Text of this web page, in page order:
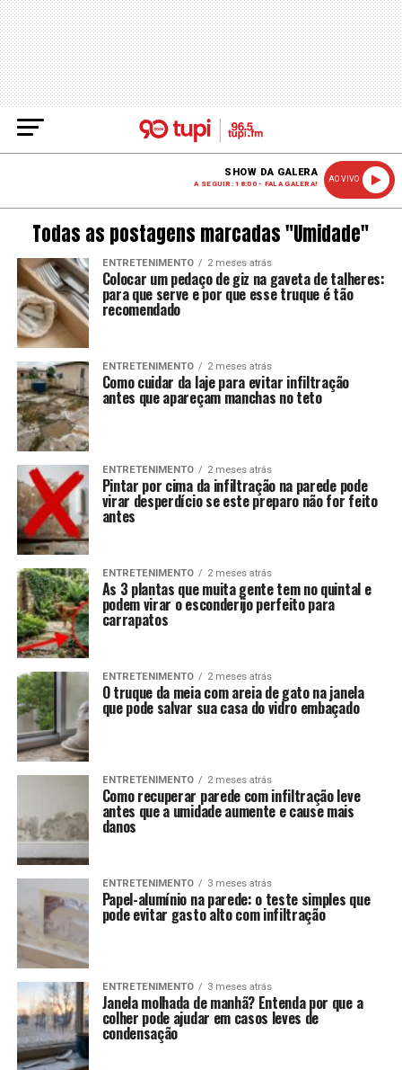
SHOW DA GALERA
A SEGUIR: 18:00 - FALA GALERA!
AO VIVO
Todas as postagens marcadas "Umidade"
ENTRETENIMENTO 2 meses atrás
Colocar um pedaço de giz na gaveta de talheres:
para que serve e por que esse truque é tão
recomendado
ENTRETENIMENTO 2 meses atrás
Como cuidar da laje para evitar infiltração
antes que apareçam manchas no teto
ENTRETENIMENTO 2 meses atrás
Pintar por cima da infiltração na parede pode
virar desperdício se este preparo não for feito
antes
ENTRETENIMENTO 2 meses atrás
As 3 plantas que muita gente tem no quintal e
podem virar o esconderijo perfeito para
carrapatos
ENTRETENIMENTO 2 meses atrás
O truque da meia com areia de gato na janela
que pode salvar sua casa do vidro embaçado
ENTRETENIMENTO 2 meses atrás
Como recuperar parede com infiltração leve
antes que a umidade aumente e cause mais
danos
ENTRETENIMENTO 3 meses atrás
Papel-alumínio na parede: o teste simples que
pode evitar gasto alto com infiltração
ENTRETENIMENTO 3 meses atrás
Janela molhada de manhã? Entenda por que a
colher pode ajudar em casos leves de
condensação